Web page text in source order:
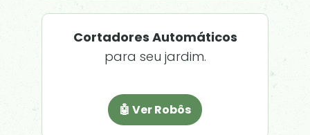
Cortadores Automáticos
para seu jardim.
🤖 Ver Robôs